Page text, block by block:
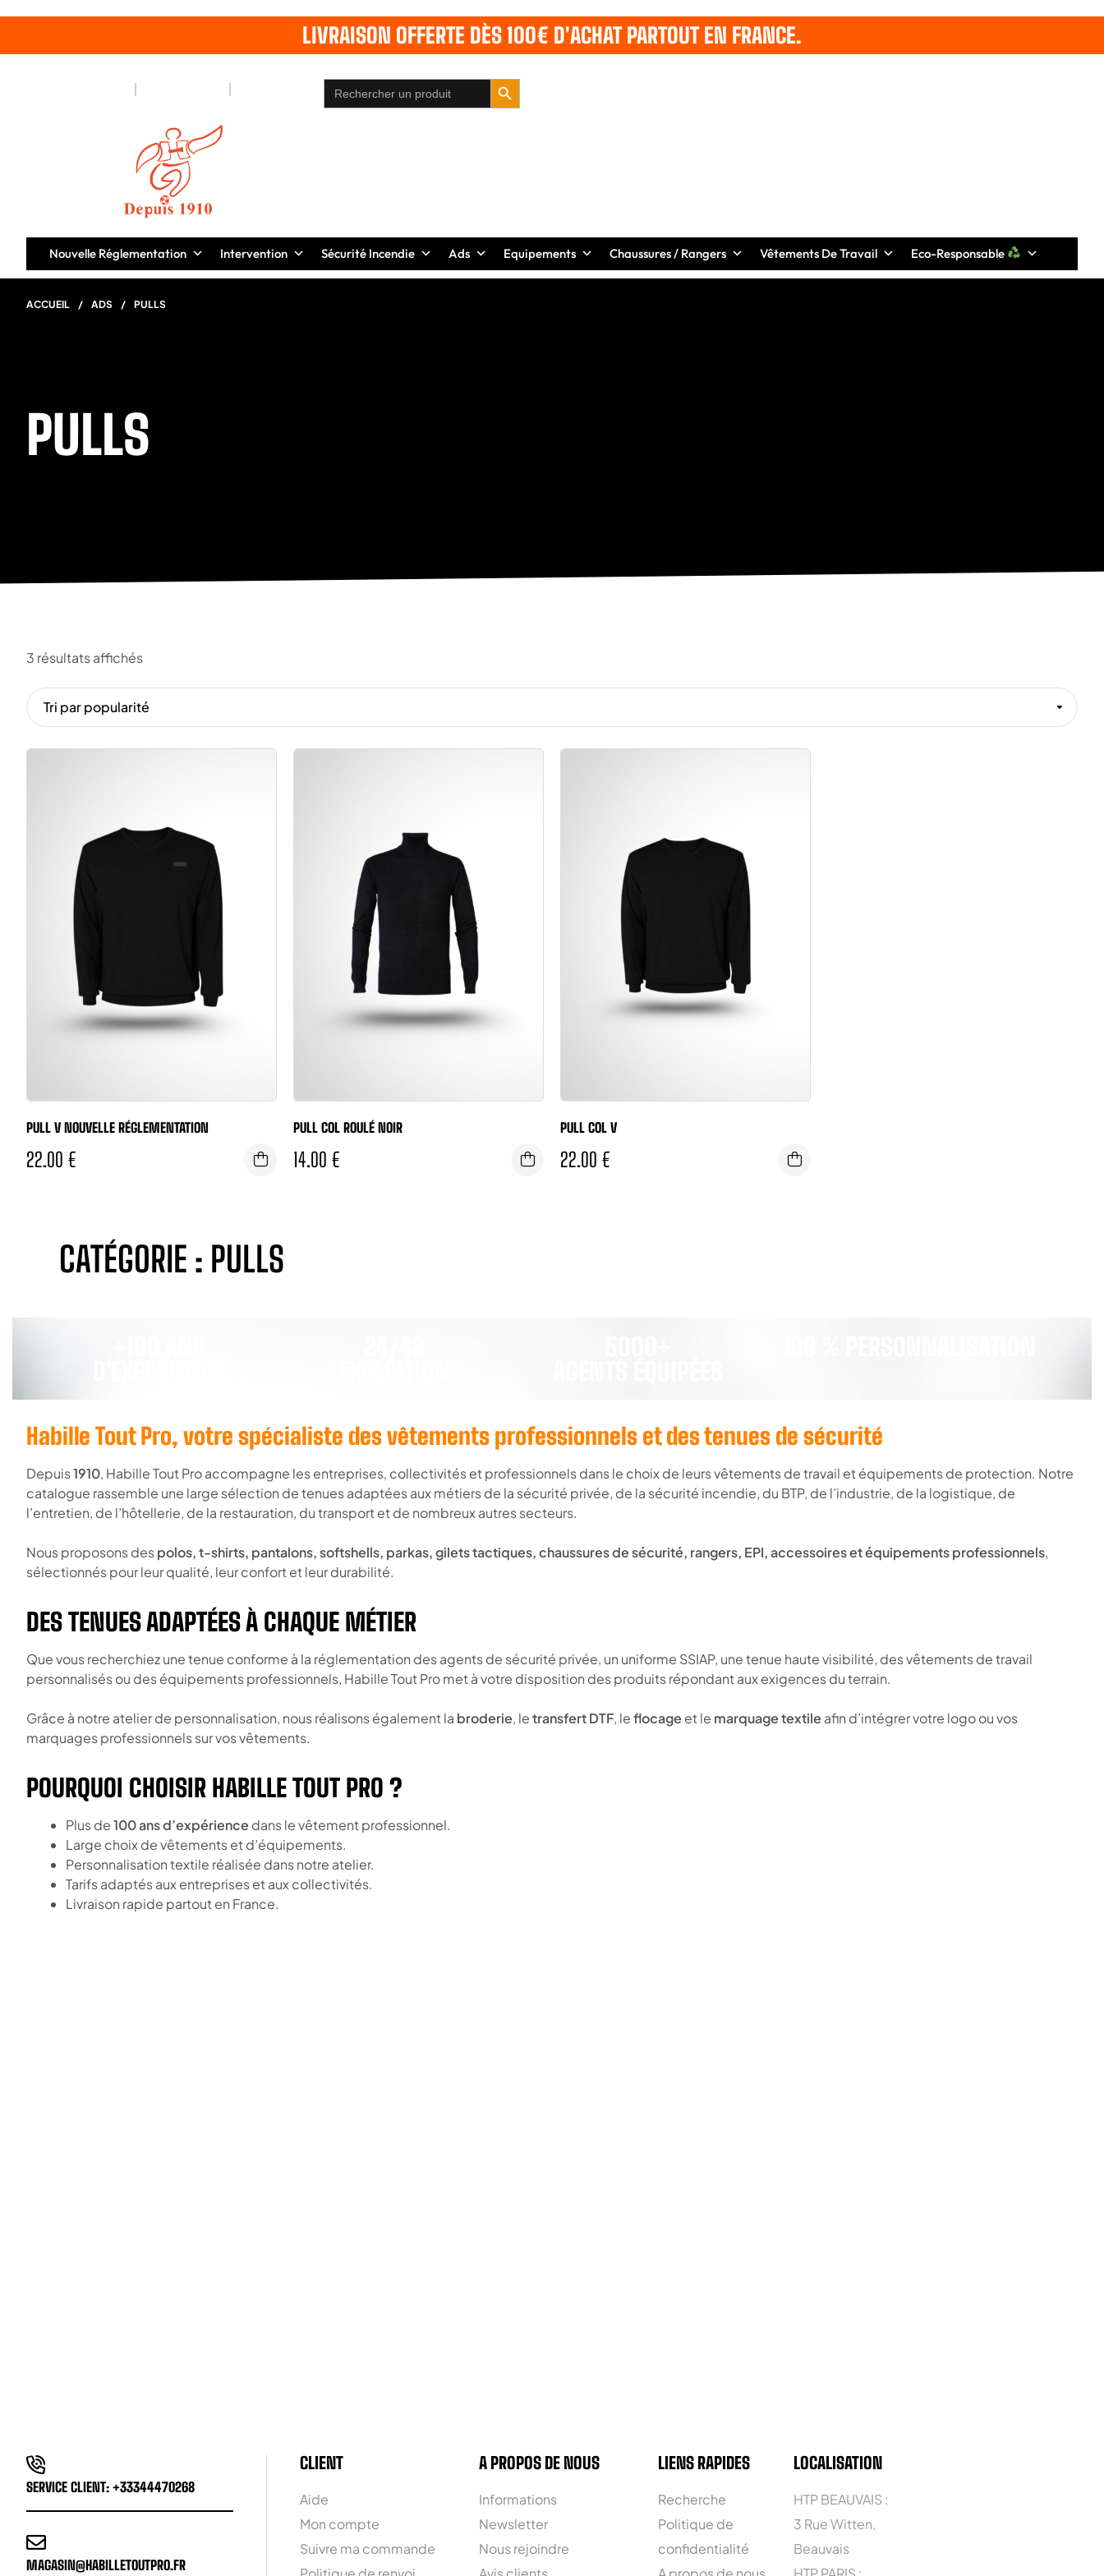
LIVRAISON OFFERTE DÈS 100€ D'ACHAT PARTOUT EN FRANCE.
Search
for: SEARCH BUTTON
Nouvelle Réglementation Intervention Sécurité Incendie Ads Equipements Chaussures / Rangers Vêtements De Travail Eco-Responsable
PULLS
ACCUEIL / ADS / PULLS
3 résultats affichés
Tri par popularité
PULL V NOUVELLE RÉGLEMENTATION
22.00 €
PULL COL ROULÉ NOIR
14.00 €
PULL COL V
22.00 €
CATÉGORIE : PULLS
Habille Tout Pro, votre spécialiste des vêtements professionnels et des tenues de sécurité
Depuis1910, Habille Tout Pro accompagne les entreprises, collectivités et professionnels dans le choix de leurs vêtements de travail et équipements de protection. Notre
catalogue rassemble une large sélection de tenues adaptées aux métiers de la sécurité privée, de la sécurité incendie, du BTP, de l’industrie, de la logistique, de
l’entretien, de l’hôtellerie, de la restauration, du transport et de nombreux autres secteurs.
Nous proposons despolos, t-shirts, pantalons, softshells, parkas, gilets tactiques, chaussures de sécurité, rangers, EPI, accessoires et équipements professionnels,
sélectionnés pour leur qualité, leur confort et leur durabilité.
DES TENUES ADAPTÉES À CHAQUE MÉTIER
Que vous recherchiez une tenue conforme à la réglementation des agents de sécurité privée, un uniforme SSIAP, une tenue haute visibilité, des vêtements de travail
personnalisés ou des équipements professionnels, Habille Tout Pro met à votre disposition des produits répondant aux exigences du terrain.
Grâce à notre atelier de personnalisation, nous réalisons également la broderie, letransfert DTF, leflocage et le marquage textile afin d’intégrer votre logo ou vos
marquages professionnels sur vos vêtements.
POURQUOI CHOISIR HABILLE TOUT PRO ?
Plus de100 ans d’expérience dans le vêtement professionnel.
Large choix de vêtements et d’équipements.
Personnalisation textile réalisée dans notre atelier.
Tarifs adaptés aux entreprises et aux collectivités.
Livraison rapide partout en France.
SERVICE CLIENT: +33344470268
MAGASIN@HABILLETOUTPRO.FR
CLIENT
Aide
Mon compte
Suivre ma commande
A PROPOS DE NOUS
Informations
Newsletter
Nous rejoindre
LIENS RAPIDES
Recherche
Politique de
confidentialité
LOCALISATION
HTP BEAUVAIS :
3 Rue Witten,
Beauvais